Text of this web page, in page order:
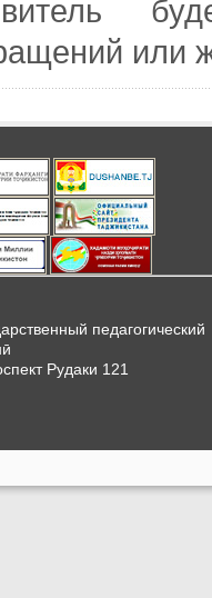
или
педагогический
Рудаки 121